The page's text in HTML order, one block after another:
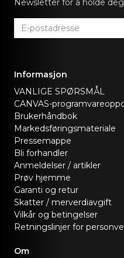
Newsletter for å holde
Informasjon
VANLIGE SPØRSMÅL
CANVAS-
Brukerhåndbok
Markedsføringsmateriale
Pressemappe
Bli forhandler
Anmeldelser / artikler
Prøv hjemme
Garanti og retur
Skatter / merverdiavgift
Vilkår og betingelser
Retningslinjer for
Om